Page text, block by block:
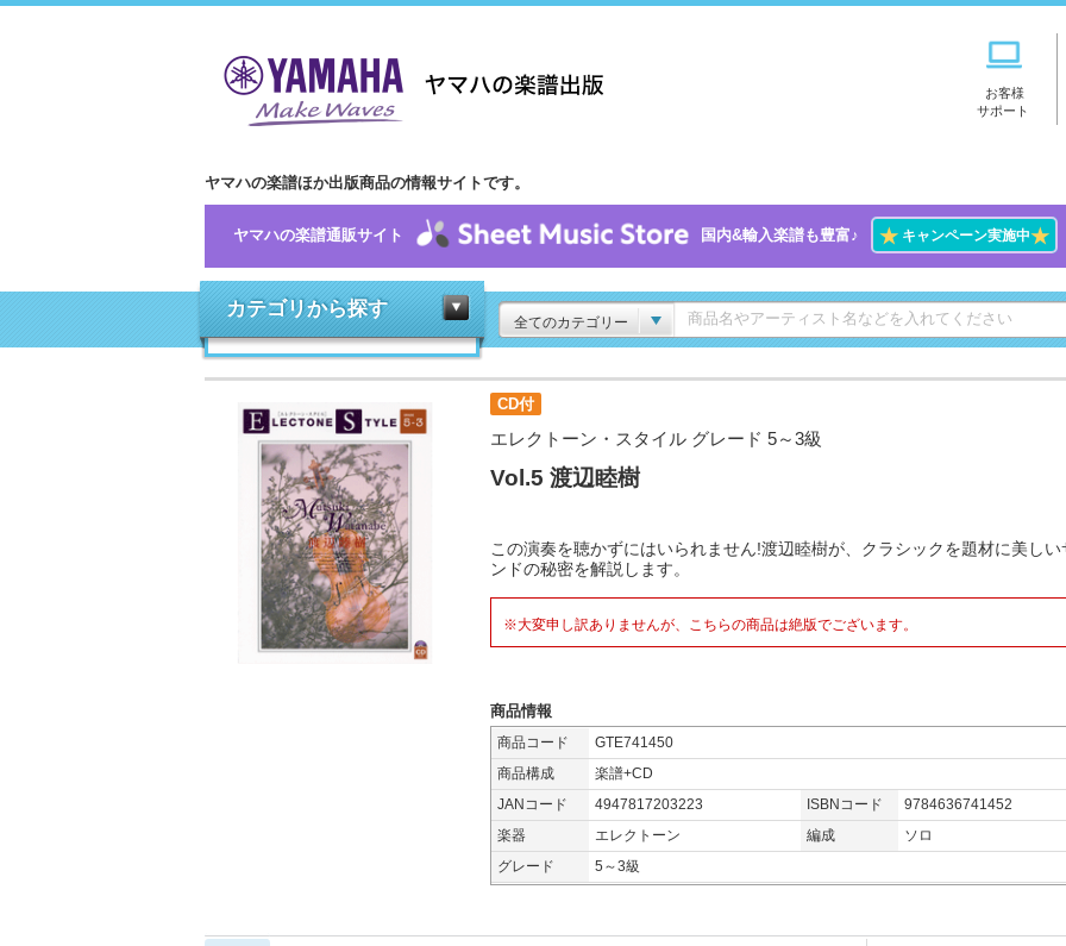
お客様
サポート
ヤマハの楽譜ほか出版商品の情報サイトです。
ヤマハの楽譜通販サイト 国内&輸入楽譜も豊富♪ ★キャンペーン実施中★
カテゴリから探す
全てのカテゴリー
CD付
エレクトーン・スタイル グレード 5～3級
Vol.5 渡辺睦樹
この演奏を聴かずにはいられません!渡辺睦樹が、クラシックを題材に美しい
ンドの秘密を解説します。
※大変申し訳ありませんが、こちらの商品は絶版でございます。
商品情報
商品コード
GTE741450
商品構成
楽譜+CD
JANコード
4947817203223 ISBNコード
9784636741452
楽器
エレクトーン 編成
ソロ
グレード
5～3級